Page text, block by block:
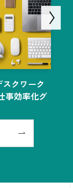
クワーク
事効率化グ